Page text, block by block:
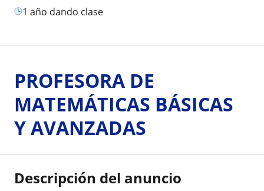
1 año dando clase
PROFESORA DE
MATEMÁTICAS BÁSICAS
Y AVANZADAS
Descripción del anuncio